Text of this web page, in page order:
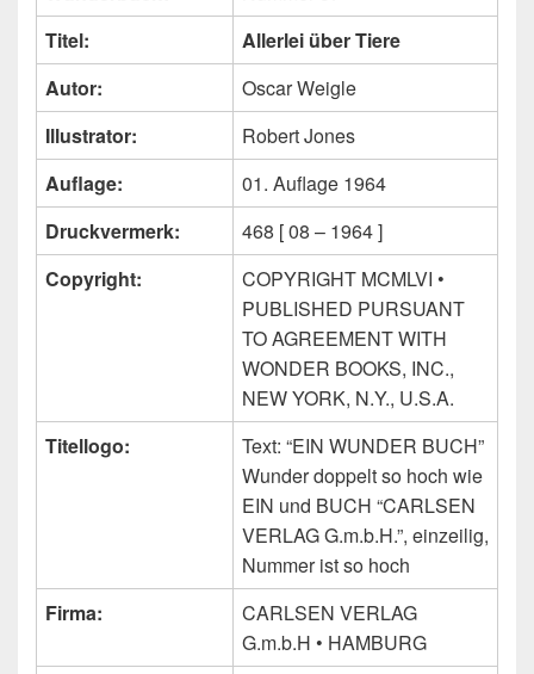
Titel:
Allerlei über Tiere
Autor:
Oscar Weigle
Illustrator:
Robert Jones
Auflage:
01. Auflage 1964
Druckvermerk:
468 [ 08 – 1964 ]
Copyright:
COPYRIGHT MCMLVI •
PUBLISHED PURSUANT
TO AGREEMENT WITH
WONDER BOOKS, INC.,
NEW YORK, N.Y., U.S.A.
Titellogo:
Text: “EIN WUNDER BUCH”
Wunder doppelt so hoch wie
EIN und BUCH “CARLSEN
VERLAG G.m.b.H.”, einzeilig,
Nummer ist so hoch
Firma:
CARLSEN VERLAG
G.m.b.H • HAMBURG